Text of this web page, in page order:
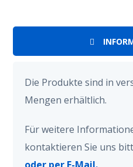
Die Produkte sind in
Mengen erhältlich.
Für weitere
kontaktieren Sie uns